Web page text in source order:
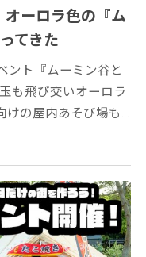
ーロラ色の『ム
てきた
ント『ムーミン谷と
も飛び交いオーロラ
けの屋内あそび場も